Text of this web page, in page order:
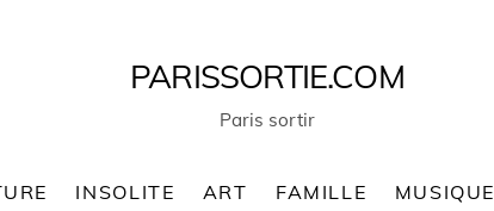
PARISSORTIE.COM
Paris sortir
INSOLITE ART FAMILLE MUSIQUE